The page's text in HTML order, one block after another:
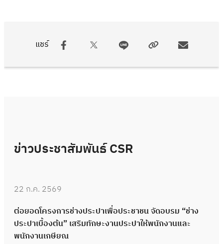
แชร์
ข่าวประชาสัมพันธ์ CSR
22 ก.ค. 2569
ต่อยอดโครงการช่างประปาเพื่อประชาชน จัดอบรม “ช่าง
ประปาเบื้องต้น” เสริมทักษะงานประปาให้พนักงานและ
พนักงานเกษียณ